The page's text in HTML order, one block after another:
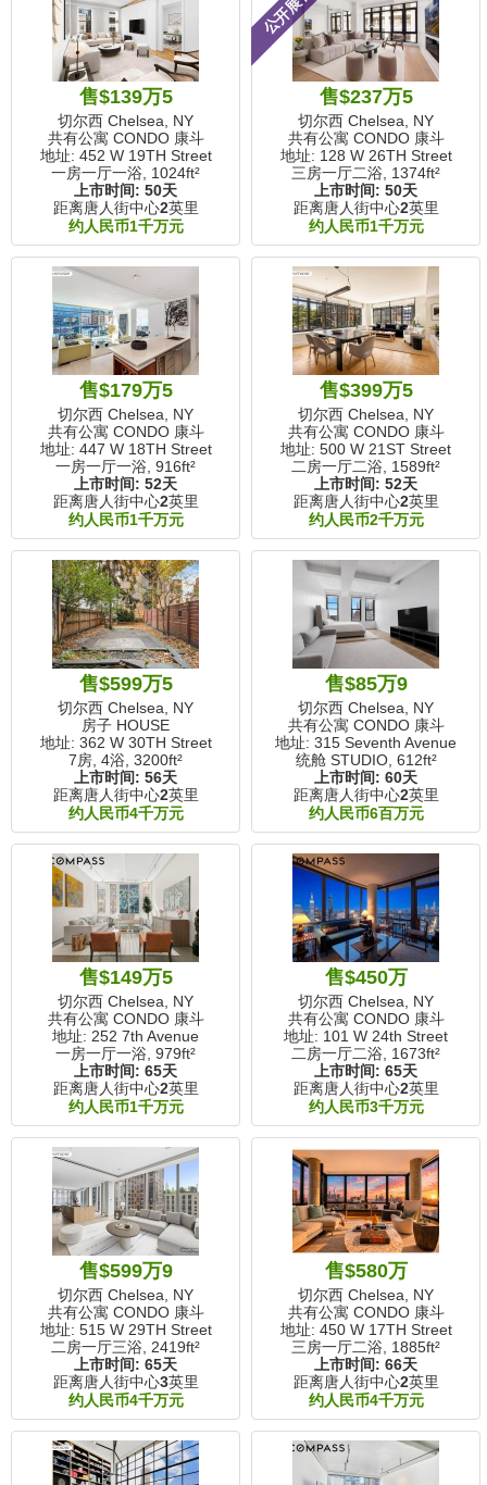
售$139万5
切尔西 Chelsea, NY
共有公寓 CONDO 康斗
地址: 452 W 19TH Street
一房一厅一浴, 1024ft²
上市时间: 50天
距离唐人街中心2英里
约人民币1千万元
售$237万5
切尔西 Chelsea, NY
共有公寓 CONDO 康斗
地址: 128 W 26TH Street
三房一厅二浴, 1374ft²
上市时间: 50天
距离唐人街中心2英里
约人民币1千万元
售$179万5
切尔西 Chelsea, NY
共有公寓 CONDO 康斗
地址: 447 W 18TH Street
一房一厅一浴, 916ft²
上市时间: 52天
距离唐人街中心2英里
约人民币1千万元
售$399万5
切尔西 Chelsea, NY
共有公寓 CONDO 康斗
地址: 500 W 21ST Street
二房一厅二浴, 1589ft²
上市时间: 52天
距离唐人街中心2英里
约人民币2千万元
售$599万5
切尔西 Chelsea, NY
房子 HOUSE
地址: 362 W 30TH Street
7房, 4浴, 3200ft²
上市时间: 56天
距离唐人街中心2英里
约人民币4千万元
售$85万9
切尔西 Chelsea, NY
共有公寓 CONDO 康斗
地址: 315 Seventh Avenue
统舱 STUDIO, 612ft²
上市时间: 60天
距离唐人街中心2英里
约人民币6百万元
售$149万5
切尔西 Chelsea, NY
共有公寓 CONDO 康斗
地址: 252 7th Avenue
一房一厅一浴, 979ft²
上市时间: 65天
距离唐人街中心2英里
约人民币1千万元
售$450万
切尔西 Chelsea, NY
共有公寓 CONDO 康斗
地址: 101 W 24th Street
二房一厅二浴, 1673ft²
上市时间: 65天
距离唐人街中心2英里
约人民币3千万元
售$599万9
切尔西 Chelsea, NY
共有公寓 CONDO 康斗
地址: 515 W 29TH Street
二房一厅三浴, 2419ft²
上市时间: 65天
距离唐人街中心3英里
约人民币4千万元
售$580万
切尔西 Chelsea, NY
共有公寓 CONDO 康斗
地址: 450 W 17TH Street
三房一厅二浴, 1885ft²
上市时间: 66天
距离唐人街中心2英里
约人民币4千万元